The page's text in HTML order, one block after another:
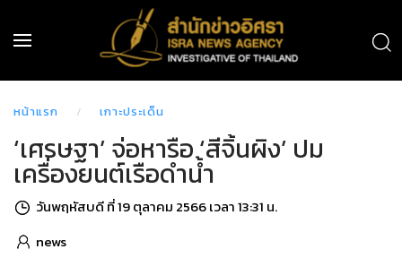
หน้าแรก เกาะประเด็น
‘เศรษฐา’ จ่อหารือ ‘สีจิ้นผิง’ ปม
เครื่องยนต์เรือดำน้ำ
วันพฤหัสบดี ที่ 19 ตุลาคม 2566 เวลา 13:31 น.
news